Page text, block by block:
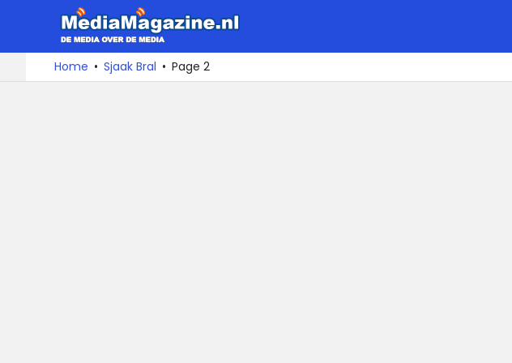
naar
De
media
over
Home Sjaak Bral Page 2